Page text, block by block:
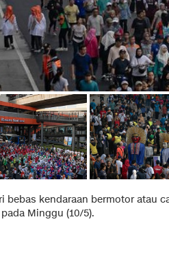
bebas kendaraan bermotor atau
Minggu (10/5).